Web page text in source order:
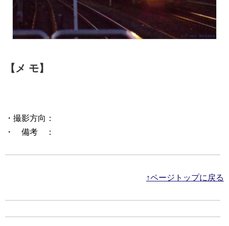
【メ モ】
・撮影方向：
・ 備考 ：
↑ページトップに戻る